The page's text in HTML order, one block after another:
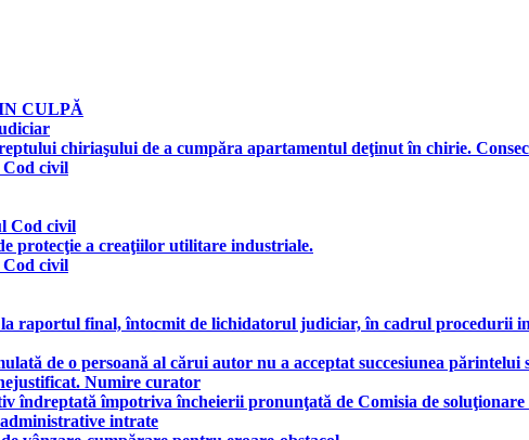
CULPĂ
chiriaşului de a cumpăra apartamentul deţinut în chirie.
civil
Cod civil
protecţie a creaţiilor utilitare industriale.
civil
raportul final, întocmit de lichidatorul judiciar, în cadrul procedurii
de o persoană al cărui autor nu a acceptat succesiunea părintelui
Numire curator
îndreptată împotriva încheierii pronunţată de Comisia de
intrate